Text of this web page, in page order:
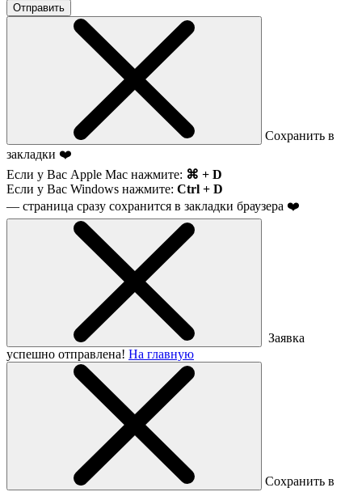
Отправить
Сохранить в
закладки ❤️
Если у Вас Apple Mac нажмите: ⌘ + D
Если у Вас Windows нажмите: Ctrl + D
— страница сразу сохранится в закладки браузера ❤️
Заявка
успешно отправлена! На главную
Сохранить в